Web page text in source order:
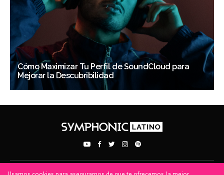
Cómo Maximizar Tu Perfil de SoundCloud para
Mejorar la Descubribilidad